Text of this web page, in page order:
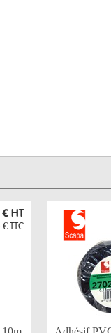
€ HT
€ TTC